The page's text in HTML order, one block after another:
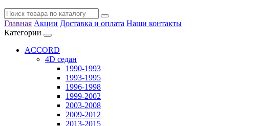
Главная Акции Доставка и оплата Наши контакты
Категории
ACCORD
4D седан
1990-1993
1993-1995
1996-1998
1999-2002
2003-2008
2009-2012
2013-2015